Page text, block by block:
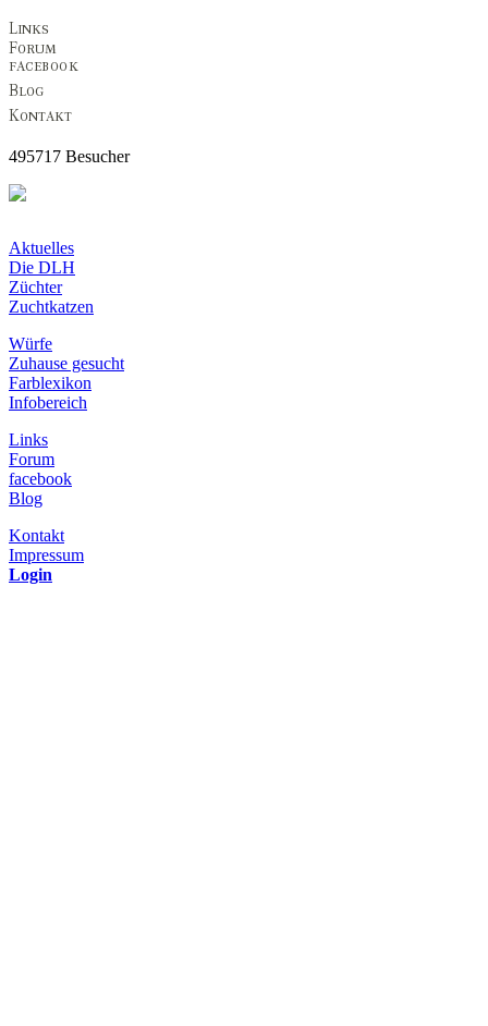
495717 Besucher
Aktuelles
Die DLH
Züchter
Zuchtkatzen
Würfe
Zuhause gesucht
Farblexikon
Infobereich
Links
Forum
facebook
Blog
Kontakt
Impressum
Login